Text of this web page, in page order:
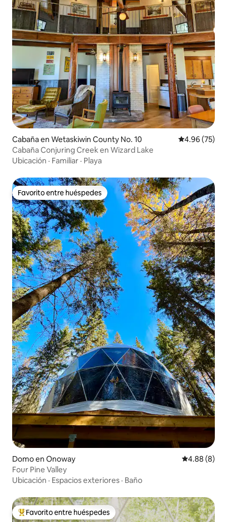
Cabaña en Wetaskiwin County No. 10 Calificación
4.96 (75)
Cabaña Conjuring Creek en Wizard Lake
Ubicación · Familiar · Playa
Favorito entre huéspedes
Favorito entre huéspedes
Domo en Onoway Calificación
4.88 (8)
Four Pine Valley
Ubicación · Espacios exteriores · Baño
Favorito entre huéspedes preferido
Favorito entre huéspedes